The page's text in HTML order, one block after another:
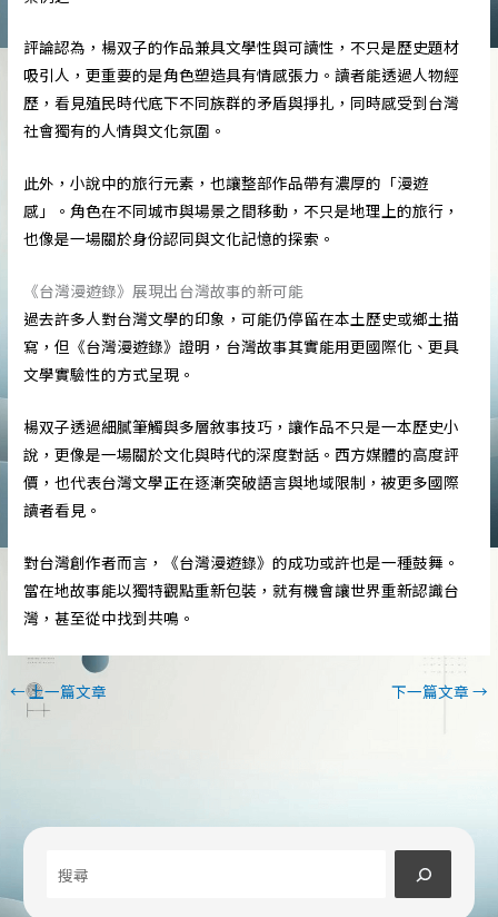
評論認為，楊双子的作品兼具文學性與可讀性，不只是歷史題材
吸引人，更重要的是角色塑造具有情感張力。讀者能透過人物經
歷，看見殖民時代底下不同族群的矛盾與掙扎，同時感受到台灣
社會獨有的人情與文化氛圍。
此外，小說中的旅行元素，也讓整部作品帶有濃厚的「漫遊
感」。角色在不同城市與場景之間移動，不只是地理上的旅行，
也像是一場關於身份認同與文化記憶的探索。
《台灣漫遊錄》展現出台灣故事的新可能
過去許多人對台灣文學的印象，可能仍停留在本土歷史或鄉土描
寫，但《台灣漫遊錄》證明，台灣故事其實能用更國際化、更具
文學實驗性的方式呈現。
楊双子透過細膩筆觸與多層敘事技巧，讓作品不只是一本歷史小
說，更像是一場關於文化與時代的深度對話。西方媒體的高度評
價，也代表台灣文學正在逐漸突破語言與地域限制，被更多國際
讀者看見。
對台灣創作者而言，《台灣漫遊錄》的成功或許也是一種鼓舞。
當在地故事能以獨特觀點重新包裝，就有機會讓世界重新認識台
灣，甚至從中找到共鳴。
←上一篇文章 下一篇文章 →
搜